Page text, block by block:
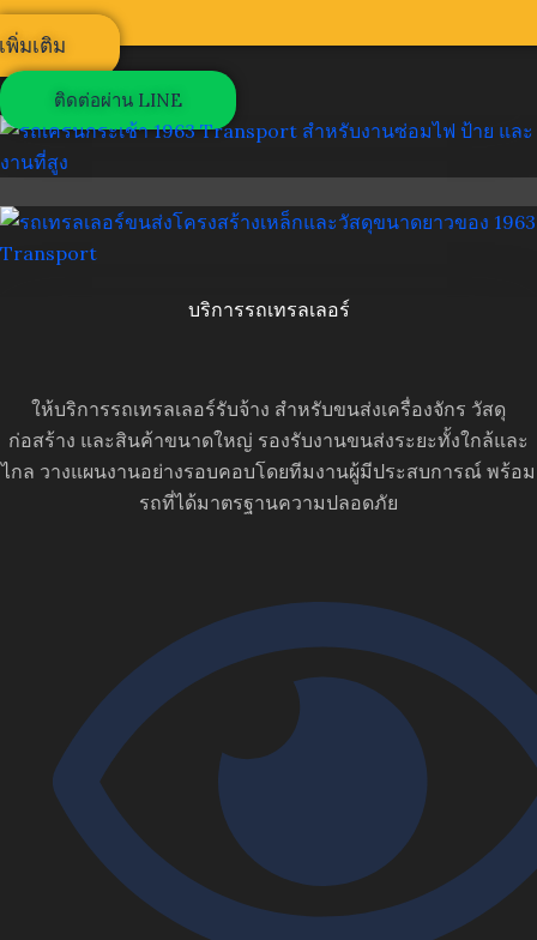
เพิ่มเติม
ติดต่อผ่าน LINE
บริการรถเทรลเลอร์
ให้บริการรถเทรลเลอร์รับจ้าง สำหรับขนส่งเครื่องจักร วัสดุ
ก่อสร้าง และสินค้าขนาดใหญ่ รองรับงานขนส่งระยะทั้งใกล้และ
ไกล วางแผนงานอย่างรอบคอบโดยทีมงานผู้มีประสบการณ์ พร้อม
รถที่ได้มาตรฐานความปลอดภัย